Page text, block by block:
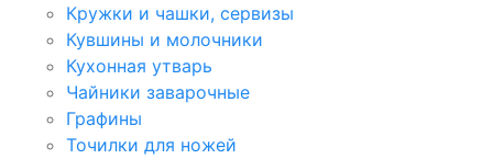
Кружки и чашки, сервизы
Кувшины и молочники
Кухонная утварь
Чайники заварочные
Графины
Точилки для ножей